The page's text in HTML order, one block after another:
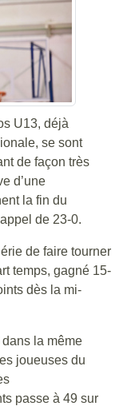
U13, déjà
se sont
de façon très
d’une
la fin du
de 23-0.
de faire tourner
temps, gagné 15-
dès la mi-
la même
joueuses du
passe à 49 sur